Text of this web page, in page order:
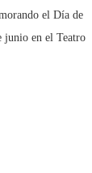
el Día de
junio en el Teatro